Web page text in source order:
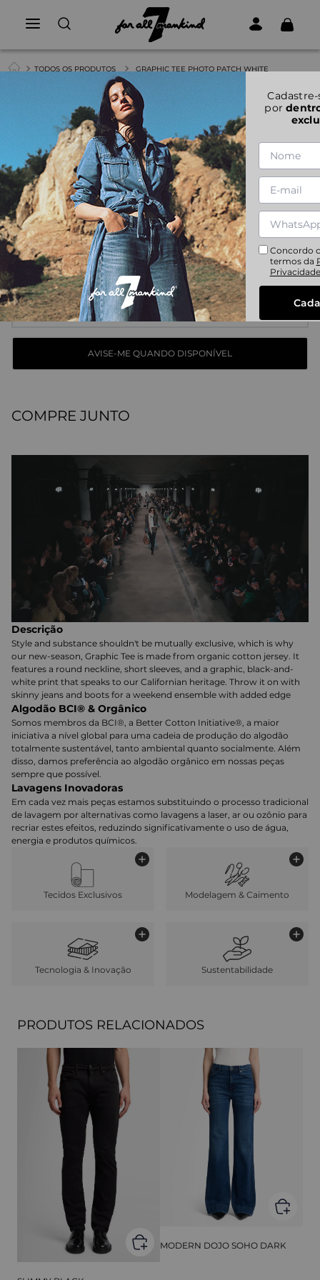
TODOS OS PRODUTOS GRAPHIC TEE PHOTO PATCH WHITE
GRAPHIC TEE PHOTO PATCH WHITE
S M L XL
COMPRE JUNTO
Descrição
Style and substance shouldn't be mutually exclusive, which is why
our new-season, Graphic Tee is made from organic cotton jersey. It
features a round neckline, short sleeves, and a graphic, black-and-
white print that speaks to our Californian heritage. Throw it on with
skinny jeans and boots for a weekend ensemble with added edge
Algodão BCI® & Orgânico
Somos membros da BCI®, a Better Cotton Initiative®, a maior
iniciativa a nível global para uma cadeia de produção do algodão
totalmente sustentável, tanto ambiental quanto socialmente. Além
disso, damos preferência ao algodão orgânico em nossas peças
sempre que possível.
Lavagens Inovadoras
Em cada vez mais peças estamos substituindo o processo tradicional
de lavagem por alternativas como lavagens a laser, ar ou ozônio para
recriar estes efeitos, reduzindo significativamente o uso de água,
energia e produtos químicos.
Tecidos Exclusivos Modelagem & Caimento
Tecnologia & Inovação Sustentabilidade
PRODUTOS RELACIONADOS
MODERN DOJO SOHO DARK
por
Concordo
termos da
Privacidade